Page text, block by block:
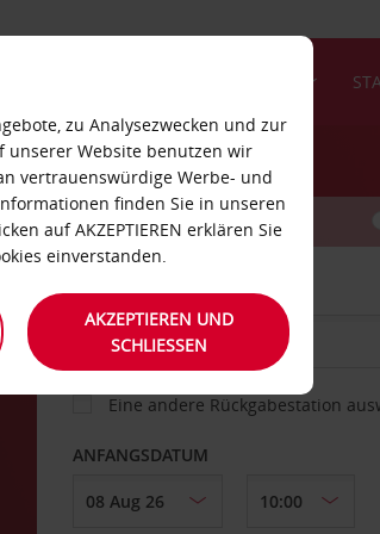
FAHRZEUG
ABHOLEN VON
Eine andere Rückgabestation
ANFANGSDATUM
zu Analysezwecken und zur
Website benutzen wir
vertrauenswürdige Werbe- und
finden Sie in unseren
auf AKZEPTIEREN erklären Sie
einverstanden.
AKZEPTIEREN UND
SCHLIESSEN